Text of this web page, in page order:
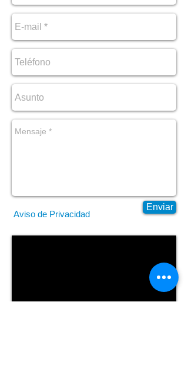
Aviso de Privacidad
Enviar